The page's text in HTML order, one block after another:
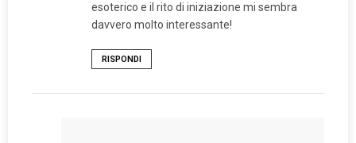
esoterico e il rito di iniziazione mi sembra
davvero molto interessante!
RISPONDI